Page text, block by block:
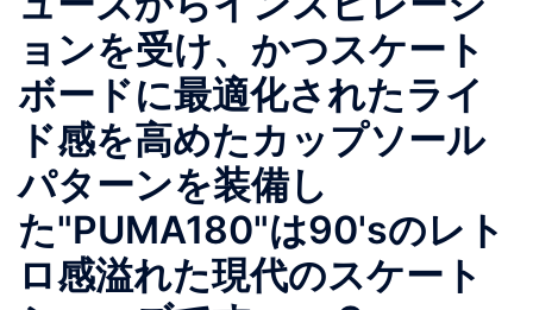
ョンを受け、かつスケート
ボードに最適化されたライ
ド感を高めたカップソール
パターンを装備し
た"PUMA180"は90'sのレト
ロ感溢れた現代のスケート